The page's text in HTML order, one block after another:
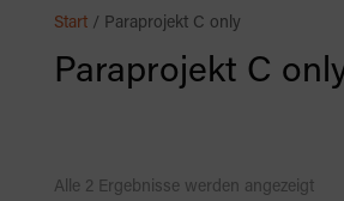
Start/ Paraprojekt C only
Paraprojekt C
Alle 2 Ergebnisse werden angezeigt